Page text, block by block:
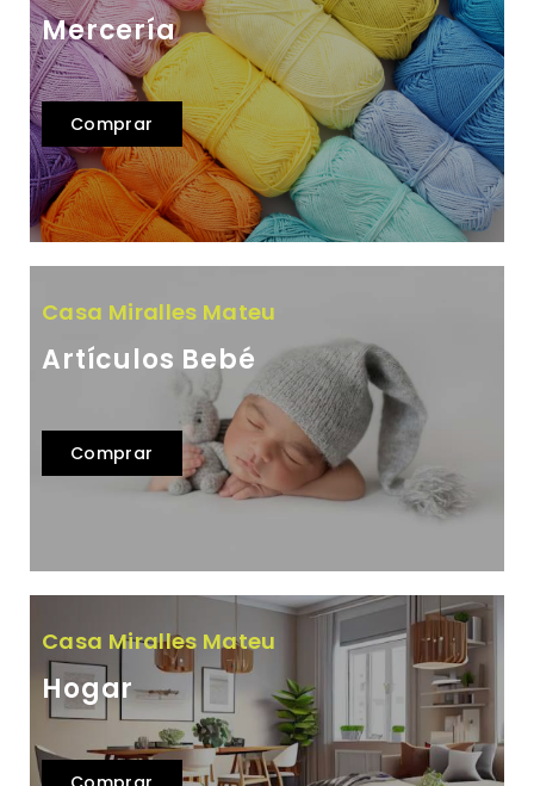
Mercería
Comprar
Casa Miralles Mateu
Artículos Bebé
Comprar
Casa Miralles Mateu
Hogar